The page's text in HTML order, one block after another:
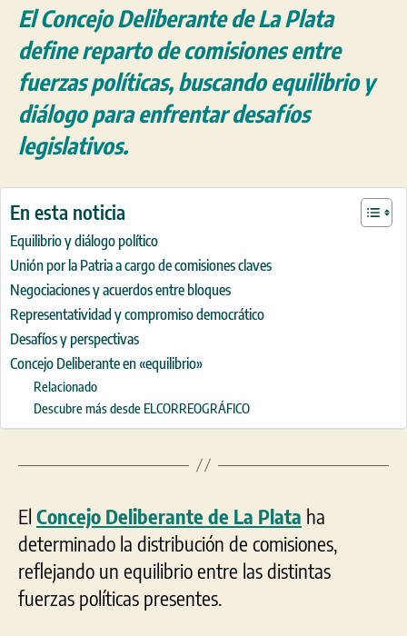
El Concejo Deliberante de La Plata
define reparto de comisiones entre
fuerzas políticas, buscando equilibrio y
diálogo para enfrentar desafíos
legislativos.
En esta noticia
Equilibrio y diálogo político
Unión por la Patria a cargo de comisiones claves
Negociaciones y acuerdos entre bloques
Representatividad y compromiso democrático
Desafíos y perspectivas
Concejo Deliberante en «equilibrio»
Relacionado
Descubre más desde ELCORREOGRÁFICO
El Concejo Deliberante de La Plata ha
determinado la distribución de comisiones,
reflejando un equilibrio entre las distintas
fuerzas políticas presentes.